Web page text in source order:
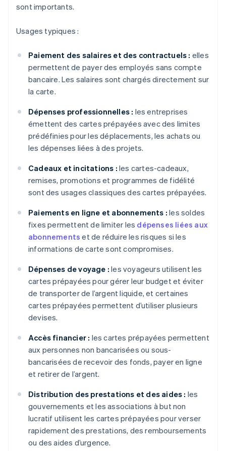
sont importants.
Usages typiques :
Paiement des salaires et des contractuels : elles
permettent de payer des employés sans compte
bancaire. Les salaires sont chargés directement sur
la carte.
Dépenses professionnelles : les entreprises
émettent des cartes prépayées avec des limites
prédéfinies pour les déplacements, les achats ou
les dépenses liées à des projets.
Cadeaux et incitations : les cartes-cadeaux,
remises, promotions et programmes de fidélité
sont des usages classiques des cartes prépayées.
Paiements en ligne et abonnements : les soldes
fixes permettent de limiter les dépenses liées aux
abonnements et de réduire les risques si les
informations de carte sont compromises.
Dépenses de voyage : les voyageurs utilisent les
cartes prépayées pour gérer leur budget et éviter
de transporter de l’argent liquide, et certaines
cartes prépayées permettent d’utiliser plusieurs
devises.
Accès financier : les cartes prépayées permettent
aux personnes non bancarisées ou sous-
bancarisées de recevoir des fonds, payer en ligne
et retirer de l’argent.
Distribution des prestations et des aides : les
gouvernements et les associations à but non
lucratif utilisent les cartes prépayées pour verser
rapidement des prestations, des remboursements
ou des aides d’urgence.